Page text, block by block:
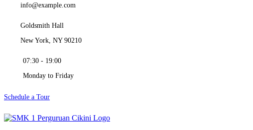
info@example.com
Goldsmith Hall
New York, NY 90210
07:30 - 19:00
Monday to Friday
Schedule a Tour